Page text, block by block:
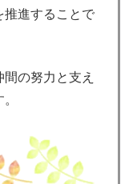
推進することで
の努力と支え